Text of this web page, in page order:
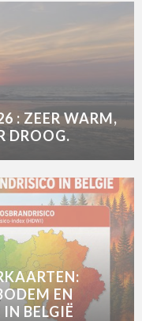
: ZEER WARM,
DROOG.
EN
BELGIË